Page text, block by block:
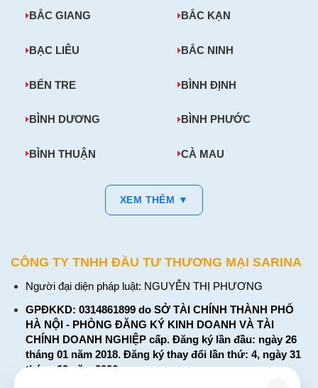
BẮC GIANG BẮC KẠN
BẠC LIÊU BẮC NINH
BẾN TRE BÌNH ĐỊNH
BÌNH DƯƠNG BÌNH PHƯỚC
BÌNH THUẬN CÀ MAU
XEM THÊM ▼
CÔNG TY TNHH ĐẦU TƯ THƯƠNG MẠI SARINA
Người đại diện pháp luật: NGUYỄN THỊ PHƯƠNG
GPĐKKD: 0314861899 do SỞ TÀI CHÍNH THÀNH PHỐ
HÀ NỘI - PHÒNG ĐĂNG KÝ KINH DOANH VÀ TÀI
CHÍNH DOANH NGHIỆP cấp. Đăng ký lần đầu: ngày 26
tháng 01 năm 2018. Đăng ký thay đổi lần thứ: 4, ngày 31
tháng 03 năm 2026